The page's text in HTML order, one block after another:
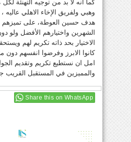
كما انه لا بد من توجيه التهنئة
وهبي ولفريق الإخاء الاهلي
هدف حسين العوطة، على
الشهرين واختيارهم الأفضل ولو
الاختيار بحد ذاته تكريم لهم
كانوا الابرز وفرضوا انفسهم دون
امل ان نستطيع تكريم وتقديم
والمميزين في المستقبل القريب
Share this on WhatsApp